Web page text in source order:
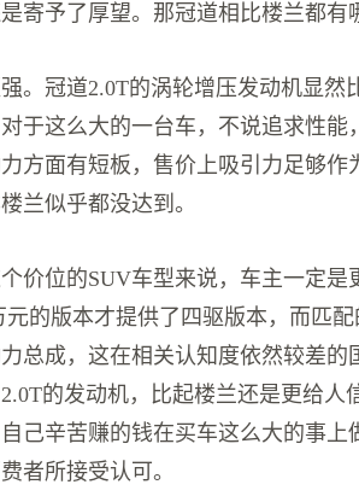
寄予了厚望。那冠道相比楼兰都有
。冠道2.0T的涡轮增压发动机显然
于这么大的一台车，不说追求性能
方面有短板，售价上吸引力足够作
兰似乎都没达到。
价位的SUV车型来说，车主一定是
元的版本才提供了四驱版本，而匹
总成，这在相关认知度依然较差的
的发动机，比起楼兰还是更给人
己辛苦赚的钱在买车这么大的事上
者所接受认可。